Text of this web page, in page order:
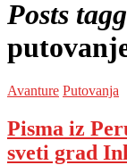
Posts
Avanture Putovanja
Pisma iz
sveti grad